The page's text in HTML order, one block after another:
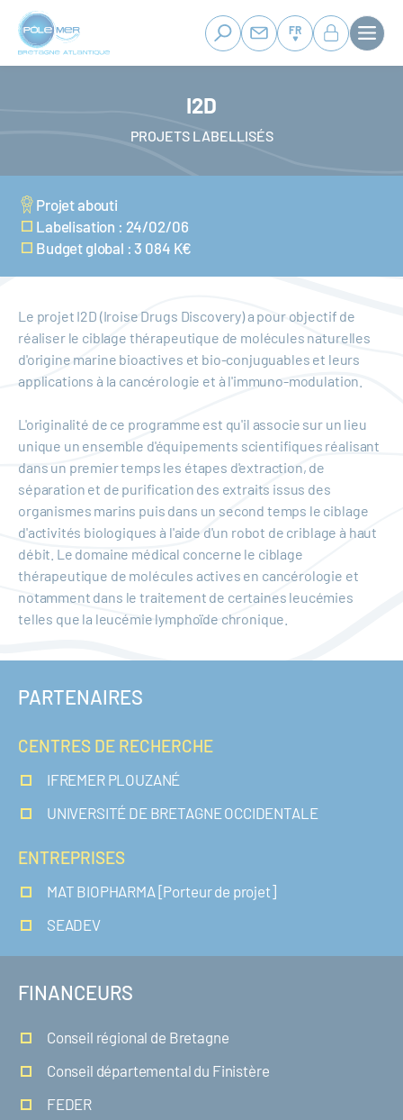
Panneau de gestion des cookies
Aller
contenu
FR
I2D
PROJETS LABELLISÉS
Projet abouti
Labelisation : 24/02/06
Budget global : 3 084 K€
Le projet I2D (Iroise Drugs Discovery) a pour objectif de
réaliser le ciblage thérapeutique de molécules naturelles
d'origine marine bioactives et bio-conjuguables et leurs
applications à la cancérologie et à l'immuno-modulation.
L'originalité de ce programme est qu'il associe sur un lieu
unique un ensemble d'équipements scientifiques réalisant
dans un premier temps les étapes d'extraction, de
séparation et de purification des extraits issus des
organismes marins puis dans un second temps le ciblage
d'activités biologiques à l'aide d'un robot de criblage à haut
débit. Le domaine médical concerne le ciblage
thérapeutique de molécules actives en cancérologie et
notamment dans le traitement de certaines leucémies
telles que la leucémie lymphoïde chronique.
PARTENAIRES
CENTRES DE RECHERCHE
IFREMER PLOUZANÉ
UNIVERSITÉ DE BRETAGNE OCCIDENTALE
ENTREPRISES
MAT BIOPHARMA [Porteur de projet]
SEADEV
FINANCEURS
Conseil régional de Bretagne
Conseil départemental du Finistère
FEDER